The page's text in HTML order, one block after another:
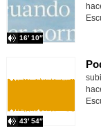
16′ 10″
43′ 54″